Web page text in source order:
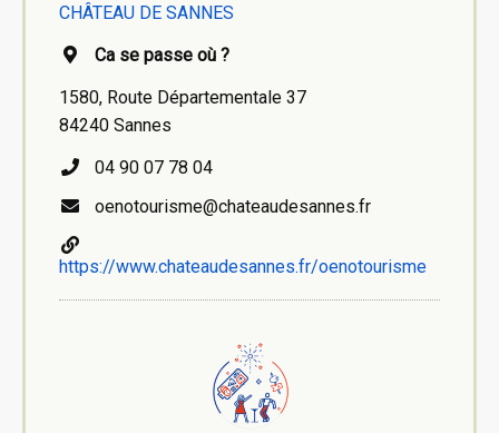
CHÂTEAU DE SANNES
Ca se passe où ?
1580, Route Départementale 37
84240 Sannes
04 90 07 78 04
oenotourisme@chateaudesannes.fr
https://www.chateaudesannes.fr/oenotourisme